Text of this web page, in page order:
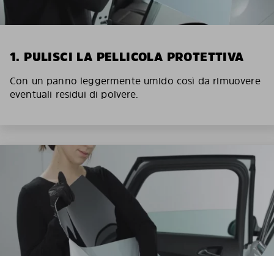
1. PULISCI LA PELLICOLA PROTETTIVA
Con un panno leggermente umido così da rimuovere
eventuali residui di polvere.